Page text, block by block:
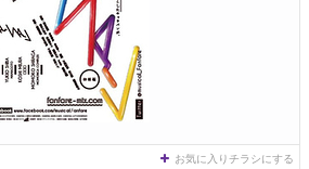
お気に入りチラシにする